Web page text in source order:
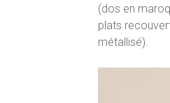
(dos en
plats
métallisé).